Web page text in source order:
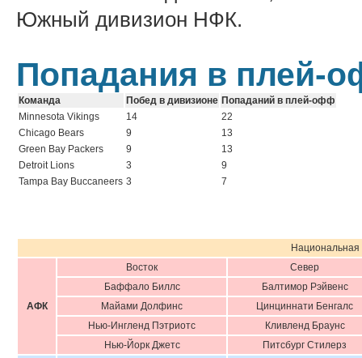
Южный дивизион НФК.
Попадания в плей-
Команда Побед в дивизионе Попаданий в плей-офф
Minnesota Vikings
14
22
Chicago Bears
9
13
Green Bay Packers
9
13
Detroit Lions
3
9
Tampa Bay Buccaneers 3 7
Национальная
АФК
Восток
Север
Баффало Биллс
Балтимор Рэйвенс
Майами Долфинс
Цинциннати Бенгалс
Нью-Ингленд Пэтриотс
Кливленд Браунс
Нью-Йорк Джетс
Питсбург Стилерз